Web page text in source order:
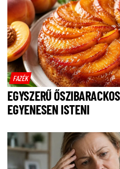
FAZÉK
EGYSZERŰ
EGYENESEN ISTENI